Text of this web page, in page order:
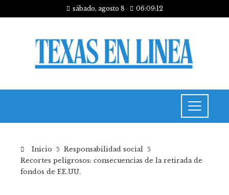
sábado, agosto 8 06:09:12
Inicio
Responsabilidad social
Recortes peligrosos: consecuencias de la retirada de
fondos de EE.UU.